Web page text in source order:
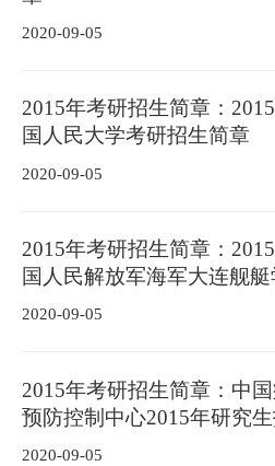
2020-09-05
2015年考研招生简章：
国人民大学考研招生简章
2020-09-05
2015年考研招生简章：
国人民解放军海军大连舰艇
考研招生简章
2020-09-05
2015年考研招生简章：中
预防控制中心2015年研究
简章
2020-09-05